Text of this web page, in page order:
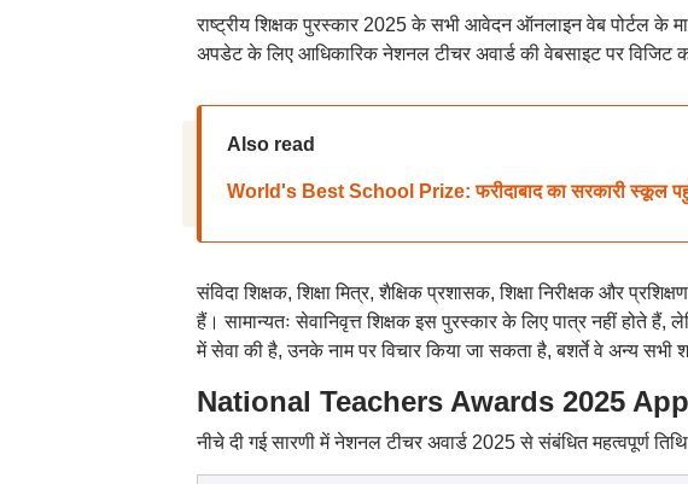
राष्ट्रीय शिक्षक पुरस्कार 2025 के सभी आवेदन ऑनलाइन वेब पोर्टल के
अपडेट के लिए आधिकारिक नेशनल टीचर अवार्ड की वेबसाइट पर विजिट
Also read
World's Best School Prize: फरीदाबाद का सरकारी स्कूल
संविदा शिक्षक, शिक्षा मित्र, शैक्षिक प्रशासक, शिक्षा निरीक्षक और
हैं। सामान्यतः सेवानिवृत्त शिक्षक इस पुरस्कार के लिए पात्र नहीं होते
में सेवा की है, उनके नाम पर विचार किया जा सकता है, बशर्ते वे अन्य सभी
National Teachers Awards 2025
नीचे दी गई सारणी में नेशनल टीचर अवार्ड 2025 से संबंधित महत्वपूर्ण